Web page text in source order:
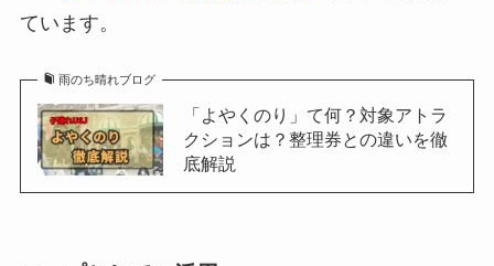
ています。
雨のち晴れブログ
「よやくのり」て何？対象アトラ
クションは？整理券との違いを徹
底解説